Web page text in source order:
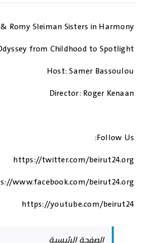
عن:
Romy Sleiman Sisters in Harmony
from Childhood to Spotlight
Host: Samer Bassoulou
Director: Roger Kenaan
Follow Us:
https://twitter.com/beirut24.org
www.facebook.com/beirut24.org
https://youtube.com/beirut24
الصفحة الرئيسية